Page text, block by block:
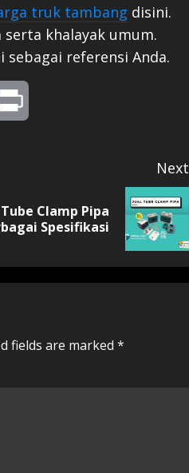
truk tambang disini.
khalayak umum.
referensi Anda.
Next
Clamp Pipa
Spesifikasi
fields are marked *